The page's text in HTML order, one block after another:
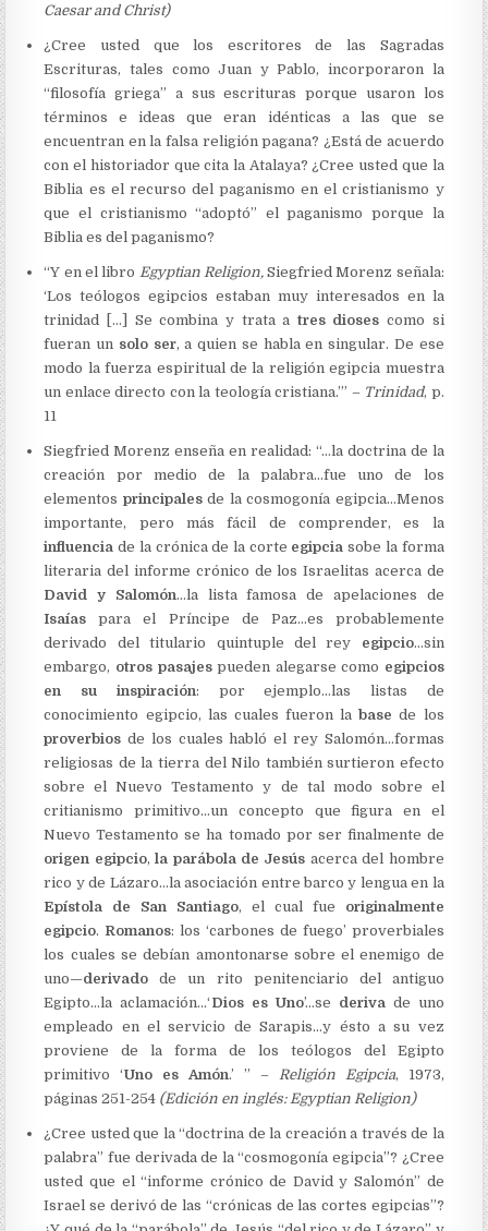
Caesar and Christ)
¿Cree usted que los escritores de las Sagradas
Escrituras, tales como Juan y Pablo, incorporaron la
“filosofía griega” a sus escrituras porque usaron los
términos e ideas que eran idénticas a las que se
encuentran en la falsa religión pagana? ¿Está de acuerdo
con el historiador que cita la Atalaya? ¿Cree usted que la
Biblia es el recurso del paganismo en el cristianismo y
que el cristianismo “adoptó” el paganismo porque la
Biblia es del paganismo?
“Y en el libro Egyptian Religion,Siegfried Morenz señala:
‘Los teólogos egipcios estaban muy interesados en la
trinidad […] Se combina y trata atres dioses como si
fueran un solo ser, a quien se habla en singular. De ese
modo la fuerza espiritual de la religión egipcia muestra
un enlace directo con la teología cristiana.’” – Trinidad, p.
11
Siegfried Morenz enseña en realidad: “…la doctrina de la
creación por medio de la palabra…fue uno de los
elementos principalesde la cosmogonía egipcia…Menos
importante, pero más fácil de comprender, es la
influencia de la crónica de la corte egipcia sobe la forma
literaria del informe crónico de los Israelitas acerca de
David y Salomón…la lista famosa de apelaciones de
Isaías para el Príncipe de Paz…es probablemente
derivado del titulario quintuple del rey egipcio…sin
embargo, otros pasajespueden alegarse como egipcios
en su inspiración: por ejemplo…las listas de
conocimiento egipcio, las cuales fueron labase de los
proverbios de los cuales habló el rey Salomón…formas
religiosas de la tierra del Nilo también surtieron efecto
sobre el Nuevo Testamento y de tal modo sobre el
critianismo primitivo…un concepto que figura en el
Nuevo Testamento se ha tomado por ser finalmente de
origen egipcio,la parábola de Jesús acerca del hombre
rico y de Lázaro…la asociación entre barco y lengua en la
Epístola de San Santiago, el cual fue originalmente
egipcio. Romanos: los ‘carbones de fuego’ proverbiales
los cuales se debían amontonarse sobre el enemigo de
uno—derivado de un rito penitenciario del antiguo
Egipto…la aclamación…‘ Dios es Uno’…se derivade uno
empleado en el servicio de Sarapis…y ésto a su vez
proviene de la forma de los teólogos del Egipto
primitivo ‘Uno es Amón.’ ” – Religión Egipcia, 1973,
páginas 251-254 (Edición en inglés: Egyptian Religion)
¿Cree usted que la “doctrina de la creación a través de la
palabra” fue derivada de la “cosmogonía egipcia”? ¿Cree
usted que el “informe crónico de David y Salomón” de
Israel se derivó de las “crónicas de las cortes egipcias”?